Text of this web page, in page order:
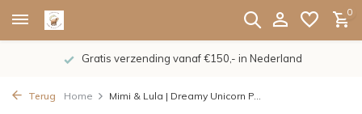
0
Gratis verzending vanaf €150,- in Nederland
Terug Home Mimi & Lula | Dreamy Unicorn P...